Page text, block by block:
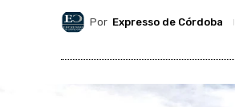
Por Expresso de Córdoba